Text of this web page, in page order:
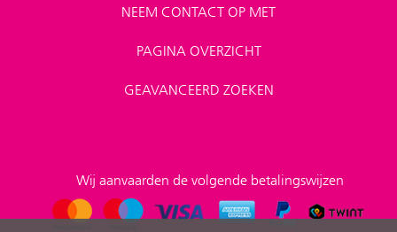
NEEM CONTACT OP MET
PAGINA OVERZICHT
GEAVANCEERD ZOEKEN
Wij aanvaarden de volgende betalingswijzen